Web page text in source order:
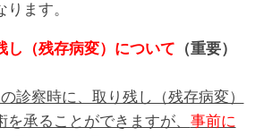
ます。
し（残存病変）について （重要）
診察時に、取り残し（残存病変）
を承ることができますが、 事前に